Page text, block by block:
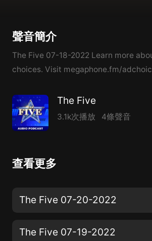
聲音簡介
The Five 07-18-2022 Learn more
choices. Visit megaphone.fm/
The Five
3.1k次播放 4條聲音
查看更多
The Five 07-20-2022
The Five 07-19-2022